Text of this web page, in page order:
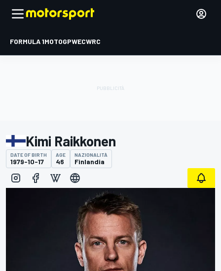
FORMULA 1MOTOGPWECWRC
Kimi Raikkonen
DATE OF BIRTH
1979-10-17
AGE
46
NAZIONALITÀ
Finlandia